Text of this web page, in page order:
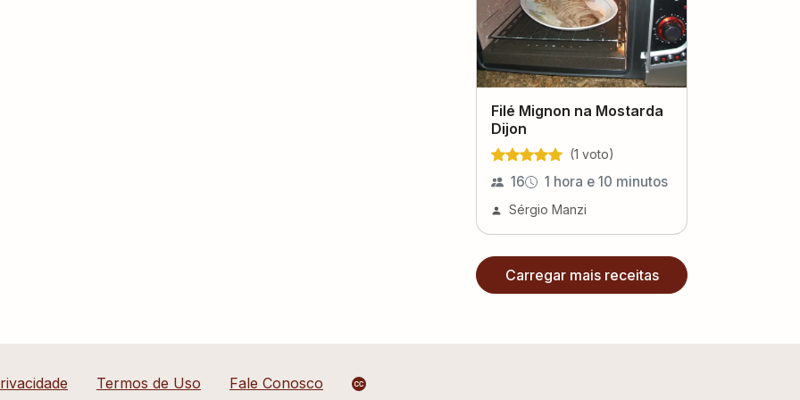
Filé Mignon na Mostarda
Dijon
(1 voto)
16 1 hora e 10 minutos
Sérgio Manzi
Carregar mais receitas
Termos de Uso Fale Conosco